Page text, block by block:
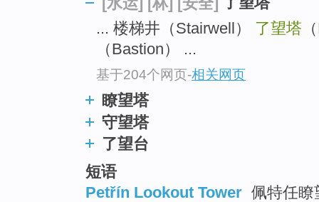
... 楼梯井（Stairwell） 了望塔 （
（Bastion） ...
基于204个网页-相关网页
瞭望塔
守望塔
了望台
短语
Petřín Lookout Tower 佩特任瞭